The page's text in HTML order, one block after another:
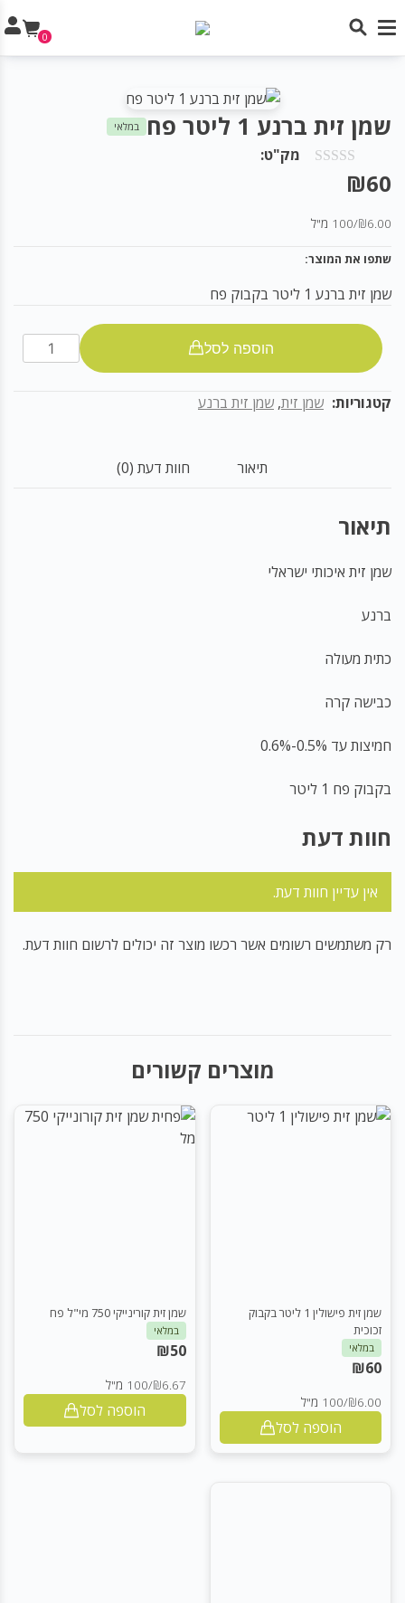
0
שמן זית ברנע 1 ליטר פח במלאי
מק"ט:
₪60
₪6.00
/100 מ"ל
שתפו את המוצר:
שמן זית ברנע 1 ליטר בקבוק פח
הוספה לסל
שמן
זית
קטגוריות: שמן זית, שמן זית ברנע
תיאור חוות דעת (0)
תיאור
שמן זית איכותי ישראלי
ברנע
כתית מעולה
כבישה קרה
חמיצות עד 0.5%-0.6%
בקבוק פח 1 ליטר
חוות דעת
אין עדיין חוות דעת.
רק משתמשים רשומים אשר רכשו מוצר זה יכולים לרשום חוות דעת.
מוצרים קשורים
שמן זית פישולין 1 ליטר בקבוק
זכוכית
במלאי
₪60
₪6.00
/100 מ"ל
הוספה לסל
שמן זית קורינייקי 750 מי"ל פח
במלאי
₪50
₪6.67
/100 מ"ל
הוספה לסל